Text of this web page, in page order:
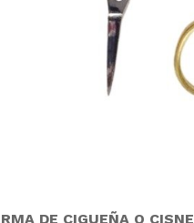
DE CIGUEÑA O CISNE